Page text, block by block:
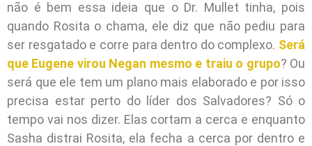
não é bem essa ideia que o Dr. Mullet tinha, pois
quando Rosita o chama, ele diz que não pediu para
ser resgatado e corre para dentro do complexo. Será
que Eugene virou Negan mesmo e traiu o grupo? Ou
será que ele tem um plano mais elaborado e por isso
precisa estar perto do líder dos Salvadores? Só o
tempo vai nos dizer. Elas cortam a cerca e enquanto
Sasha distrai Rosita, ela fecha a cerca por dentro e